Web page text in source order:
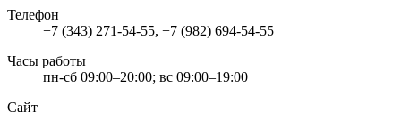
Телефон
+7 (343) 271-54-55, +7 (982) 694-54-55
Часы работы
пн-сб 09:00–20:00; вс 09:00–19:00
Сайт